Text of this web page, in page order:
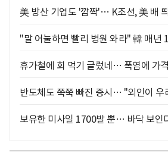
美 방산 기업도 '깜짝'… K조선, 美 배
"말 어눌하면 빨리 병원 와라" 韓 매년
휴가철에 회 먹기 글렀네… 폭염에 가
반도체도 쭉쭉 빠진 증시… "외인이 우
보유한 미사일 1700발 뿐… 바닥 보인